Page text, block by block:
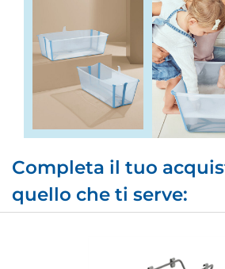
Completa il tuo
quello che ti serve: